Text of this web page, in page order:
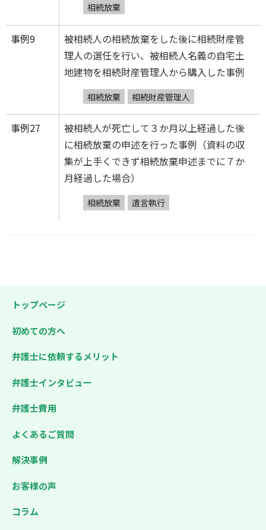
相続放棄
事例9
被相続人の相続放棄をした後に相続財産管
理人の選任を行い、被相続人名義の自宅土
地建物を相続財産管理人から購入した事例
相続放棄 相続財産管理人
事例27
被相続人が死亡して３か月以上経過した後
に相続放棄の申述を行った事例（資料の収
集が上手くできず相続放棄申述までに７か
月経過した場合）
相続放棄 遺言執行
トップページ
初めての方へ
弁護士に依頼するメリット
弁護士インタビュー
弁護士費用
よくあるご質問
解決事例
お客様の声
コラム